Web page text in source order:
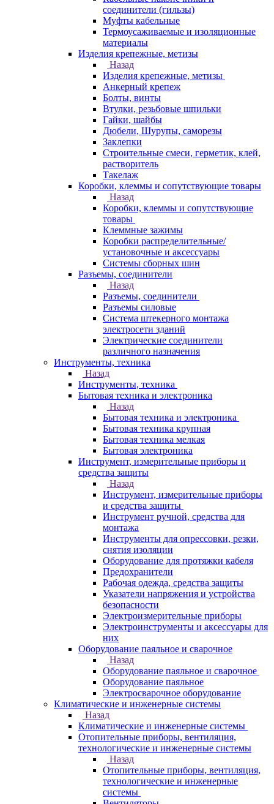
соединители (гильзы)
Муфты кабельные
Термоусаживаемые и изоляционные
материалы
Изделия крепежные, метизы
Назад
Изделия крепежные, метизы
Анкерный крепеж
Болты, винты
Втулки, резьбовые шпильки
Гайки, шайбы
Дюбели, Шурупы, саморезы
Заклепки
Строительные смеси, герметик, клей,
растворитель
Такелаж
Коробки, клеммы и сопутствующие товары
Назад
Коробки, клеммы и сопутствующие
товары
Клеммные зажимы
Коробки распределительные/
установочные и аксессуары
Системы сборных шин
Разъемы, соединители
Назад
Разъемы, соединители
Разъемы силовые
Система штекерного монтажа
электросети зданий
Электрические соединители
различного назначения
Инструменты, техника
Назад
Инструменты, техника
Бытовая техника и электроника
Назад
Бытовая техника и электроника
Бытовая техника крупная
Бытовая техника мелкая
Бытовая электроника
Инструмент, измерительные приборы и
средства защиты
Назад
Инструмент, измерительные приборы
и средства защиты
Инструмент ручной, средства для
монтажа
Инструменты для опрессовки, резки,
снятия изоляции
Оборудование для протяжки кабеля
Предохранители
Рабочая одежда, средства защиты
Указатели напряжения и устройства
безопасности
Электроизмерительные приборы
Электроинструменты и аксессуары для
них
Оборудование паяльное и сварочное
Назад
Оборудование паяльное и сварочное
Оборудование паяльное
Электросварочное оборудование
Климатические и инженерные системы
Назад
Климатические и инженерные системы
Отопительные приборы, вентиляция,
технологические и инженерные системы
Назад
Отопительные приборы, вентиляция,
технологические и инженерные
системы